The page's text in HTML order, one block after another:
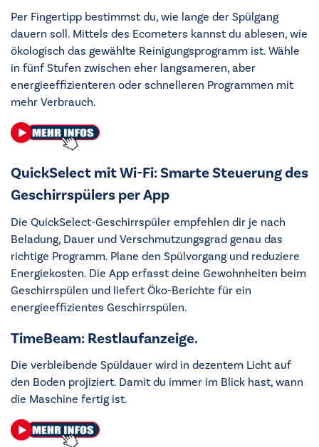
Per Fingertipp bestimmst du, wie lange der Spülgang
dauern soll. Mittels des Ecometers kannst du ablesen, wie
ökologisch das gewählte Reinigungsprogramm ist. Wähle
in fünf Stufen zwischen eher langsameren, aber
energieeffizienteren oder schnelleren Programmen mit
mehr Verbrauch.
QuickSelect mit Wi-Fi: Smarte Steuerung des
Geschirrspülers per App
Die QuickSelect-Geschirrspüler empfehlen dir je nach
Beladung, Dauer und Verschmutzungsgrad genau das
richtige Programm. Plane den Spülvorgang und reduziere
Energiekosten. Die App erfasst deine Gewohnheiten beim
Geschirrspülen und liefert Öko-Berichte für ein
energieeffizientes Geschirrspülen.
TimeBeam: Restlaufanzeige.
Die verbleibende Spüldauer wird in dezentem Licht auf
den Boden projiziert. Damit du immer im Blick hast, wann
die Maschine fertig ist.